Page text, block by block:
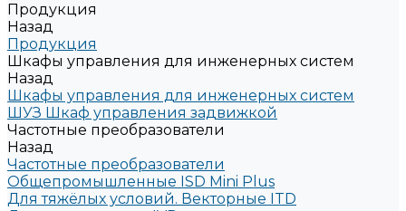
Продукция
Назад
Продукция
Шкафы управления для инженерных систем
Назад
Шкафы управления для инженерных систем
ШУЗ Шкаф управления задвижкой
Частотные преобразователи
Назад
Частотные преобразователи
Общепромышленные ISD Mini Plus
Для тяжёлых условий. Векторные ITD